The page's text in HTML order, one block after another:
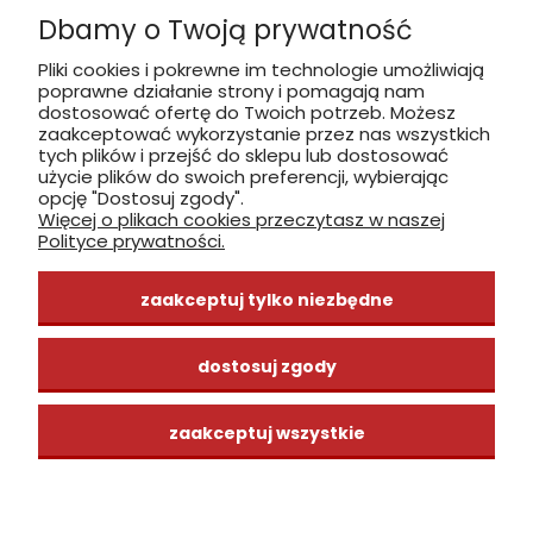
Płatność: gotówka, karta, BLIK
zobacz, jak dojechać
INFORMACJE
ZAKUPY
CENTRUM WIEDZY
Dbamy o Twoją prywatność
Pliki cookies i pokrewne im technologie umożliwiają
poprawne działanie strony i pomagają nam
dostosować ofertę do Twoich potrzeb. Możesz
zaakceptować wykorzystanie przez nas wszystkich
tych plików i przejść do sklepu lub dostosować
użycie plików do swoich preferencji, wybierając
opcję "Dostosuj zgody".
Więcej o plikach cookies przeczytasz w naszej
Polityce prywatności.
zaakceptuj tylko niezbędne
dostosuj zgody
zaakceptuj wszystkie